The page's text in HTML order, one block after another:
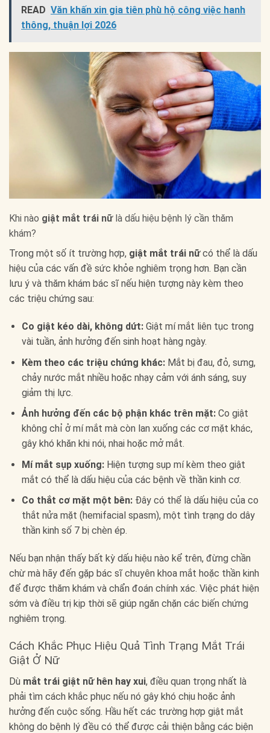
READ Văn khấn xin gia tiên phù hộ công việc hanh
thông, thuận lợi 2026
Khi nào giật mắt trái nữlà dấu hiệu bệnh lý cần thăm
khám?
Trong một số ít trường hợp, giật mắt trái nữcó thể là dấu
hiệu của các vấn đề sức khỏe nghiêm trọng hơn. Bạn cần
lưu ý và thăm khám bác sĩ nếu hiện tượng này kèm theo
các triệu chứng sau:
Co giật kéo dài, không dứt:Giật mí mắt liên tục trong
vài tuần, ảnh hưởng đến sinh hoạt hàng ngày.
Kèm theo các triệu chứng khác:Mắt bị đau, đỏ, sưng,
chảy nước mắt nhiều hoặc nhạy cảm với ánh sáng, suy
giảm thị lực.
Ảnh hưởng đến các bộ phận khác trên mặt:Co giật
không chỉ ở mí mắt mà còn lan xuống các cơ mặt khác,
gây khó khăn khi nói, nhai hoặc mở mắt.
Mí mắt sụp xuống:Hiện tượng sụp mí kèm theo giật
mắt có thể là dấu hiệu của các bệnh về thần kinh cơ.
Co thắt cơ mặt một bên:Đây có thể là dấu hiệu của co
thắt nửa mặt (hemifacial spasm), một tình trạng do dây
thần kinh số 7 bị chèn ép.
Nếu bạn nhận thấy bất kỳ dấu hiệu nào kể trên, đừng chần
chừ mà hãy đến gặp bác sĩ chuyên khoa mắt hoặc thần kinh
để được thăm khám và chẩn đoán chính xác. Việc phát hiện
sớm và điều trị kịp thời sẽ giúp ngăn chặn các biến chứng
nghiêm trọng.
Cách Khắc Phục Hiệu Quả Tình Trạng Mắt Trái
Giật Ở Nữ
Dù mắt trái giật nữ hên hay xui, điều quan trọng nhất là
phải tìm cách khắc phục nếu nó gây khó chịu hoặc ảnh
hưởng đến cuộc sống. Hầu hết các trường hợp giật mắt
không do bệnh lý đều có thể được cải thiện bằng các biện